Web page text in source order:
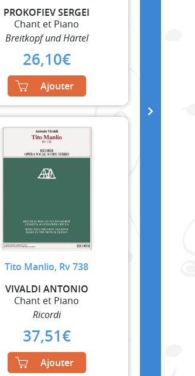
PROKOFIEV SERGEI
Chant et Piano
Breitkopf und Härtel
26,10€
Ajouter
Tito Manlio, Rv 738
VIVALDI ANTONIO
Chant et Piano
Ricordi
37,51€
Ajouter